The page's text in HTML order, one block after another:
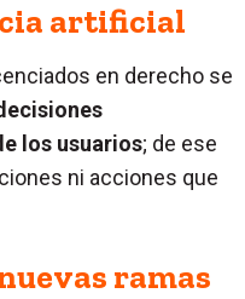
artificial
en derecho se
los usuarios; de ese
ni acciones que
ramas